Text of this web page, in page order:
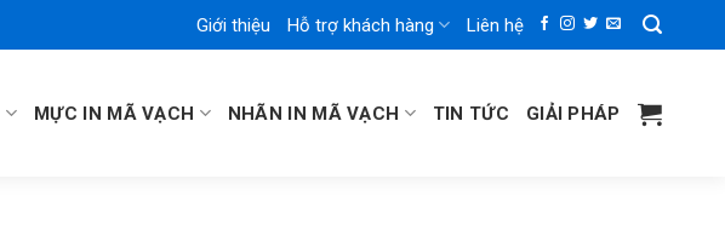
Giới thiệu Hỗ trợ khách hàng Liên hệ
MỰC IN MÃ VẠCH NHÃN IN MÃ VẠCH TIN TỨC GIẢI PHÁP